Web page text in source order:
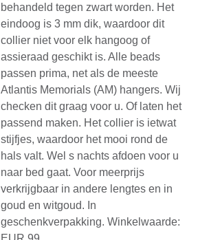
behandeld tegen zwart worden. Het
eindoog is 3 mm dik, waardoor dit
collier niet voor elk hangoog of
assieraad geschikt is. Alle beads
passen prima, net als de meeste
Atlantis Memorials (AM) hangers. Wij
checken dit graag voor u. Of laten het
passend maken. Het collier is ietwat
stijfjes, waardoor het mooi rond de
hals valt. Wel s nachts afdoen voor u
naar bed gaat. Voor meerprijs
verkrijgbaar in andere lengtes en in
goud en witgoud. In
geschenkverpakking. Winkelwaarde: